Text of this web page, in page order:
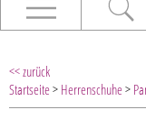
<< zurück
Startseite> Herrenschuhe>